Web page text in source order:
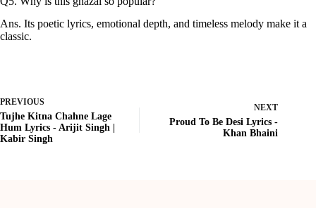
Ans. Its poetic lyrics, emotional depth, and timeless melody make it a
classic.
PREVIOUS
Tujhe Kitna Chahne Lage
Hum Lyrics - Arijit Singh |
Kabir Singh
NEXT
Proud To Be Desi Lyrics -
Khan Bhaini